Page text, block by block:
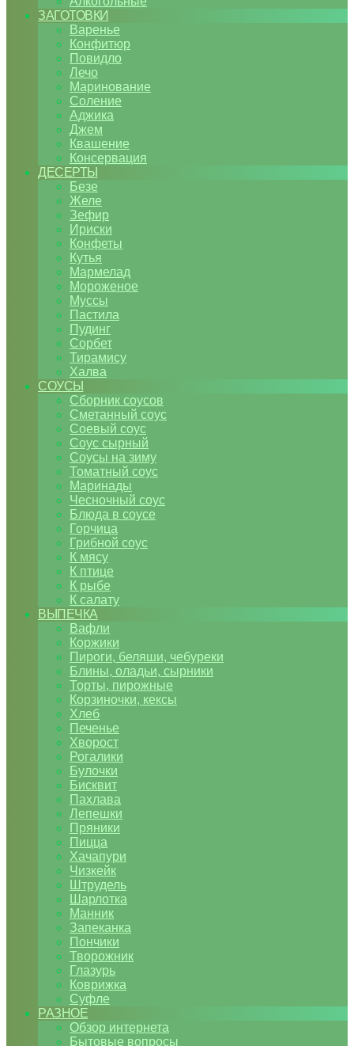
ЗАГОТОВКИ
Варенье
Конфитюр
Повидло
Лечо
Маринование
Соление
Аджика
Джем
Квашение
Консервация
ДЕСЕРТЫ
Безе
Желе
Зефир
Ириски
Конфеты
Кутья
Мармелад
Мороженое
Муссы
Пастила
Пудинг
Сорбет
Тирамису
Халва
СОУСЫ
Сборник соусов
Сметанный соус
Соевый соус
Соус сырный
Соусы на зиму
Томатный соус
Маринады
Чесночный соус
Блюда в соусе
Горчица
Грибной соус
К мясу
К птице
К рыбе
К салату
ВЫПЕЧКА
Вафли
Коржики
Пироги, беляши, чебуреки
Блины, оладьи, сырники
Торты, пирожные
Корзиночки, кексы
Хлеб
Печенье
Хворост
Рогалики
Булочки
Бисквит
Пахлава
Лепешки
Пряники
Пицца
Хачапури
Чизкейк
Штрудель
Шарлотка
Манник
Запеканка
Пончики
Творожник
Глазурь
Коврижка
Суфле
РАЗНОЕ
Обзор интернета
Бытовые вопросы